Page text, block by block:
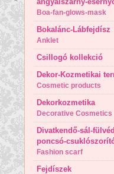
Boa-fan-glows-mask
Bokalánc-Lábfejdísz
Anklet
Csillogó kollekció
Dekor-Kozmetikai
Cosmetic products
Dekorkozmetika
Decorative Cosmetics
Divatkendő-sál-
poncsó-
Fashion scarf
Fejdíszek